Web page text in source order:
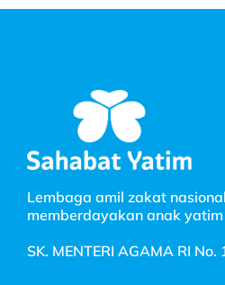
Lembaga amil zakat
memberdayakan anak
SK. MENTERI AGAMA RI